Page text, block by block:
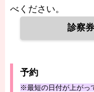
べください。
診察
予約
※最短の日付が上がっ